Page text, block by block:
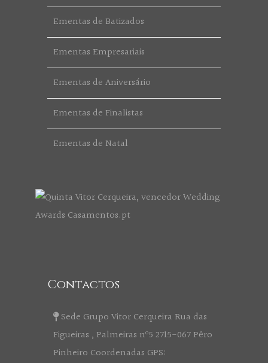
Ementas de Batizados
Ementas Empresariais
Ementas de Aniversário
Ementas de Finalistas
Ementas de Natal
Contactos
Sede Grupo Vitor Cerqueira Rua das
Figueiras , Palmeiras nº5 2715-067 Pêro
Pinheiro Coordenadas GPS: